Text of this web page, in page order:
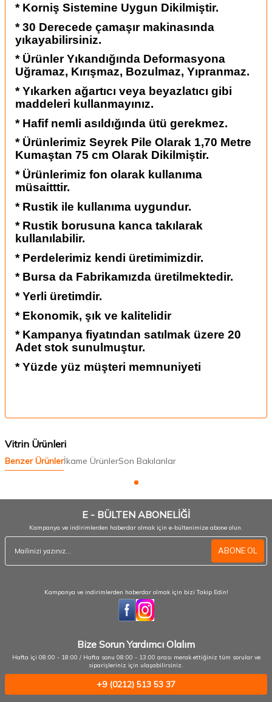
* Korniş Sistemine Uygun Dikilmiştir.
* 30 Derecede çamaşır makinasında
yıkayabilirsiniz.
* Ürünler Yıkandığında Deformasyona
Uğramaz, Kırışmaz, Bozulmaz, Yıpranmaz.
* Yıkarken ağartıcı veya beyazlatıcı gibi
maddeleri kullanmayınız.
* Hafif nemli asıldığında ütü gerekmez.
* Ürünlerimiz Seyrek Pile Olarak 1,70 Metre
Kumaştan 75 cm Olarak Dikilmiştir.
* Ürünlerimiz fon olarak kullanıma
müsaitttir.
* Rustik ile kullanıma uygundur.
* Rustik borusuna kanca takılarak
kullanılabilir.
* Perdelerimiz kendi üretimimizdir.
* Bursa da Fabrikamızda üretilmektedir.
* Yerli üretimdir.
* Ekonomik, şık ve kalitelidir
* Kampanya fiyatından satılmak üzere 20
Adet stok sunulmuştur.
* Yüzde yüz müşteri memnuniyeti
Vitrin Ürünleri
Benzer Ürünlerİkame ÜrünlerSon Bakılanlar
E - BÜLTEN ABONELİĞİ
Kampanya ve indirimlerden haberdar olmak için e-bültenimize abone olun.
ABONE OL
Kampanya ve indirimlerden haberdar olmak için bizi Takip Edin!
Bize Sorun Yardımcı Olalım
Hafta içi 08:00 - 18:00 / Hafta sonu 08:00 - 13:00 arası merak ettiğiniz tüm sorular ve
siparişleriniz için ulaşabilirsiniz.
+9 (0212) 513 53 37